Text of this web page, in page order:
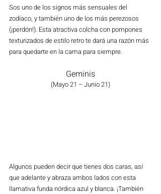
Sos uno de los signos más sensuales del
zodíaco, y también uno de los más perezosos
(¡perdón!). Esta atractiva colcha con pompones
texturizados de estilo retro te dará una razón más
para quedarte en la cama para siempre.
Geminis
(Mayo 21 – Junio 21)
Algunos pueden decir que tienes dos caras, así
que adelante y abraza ambos lados con esta
llamativa funda nórdica azul y blanca. ¡También